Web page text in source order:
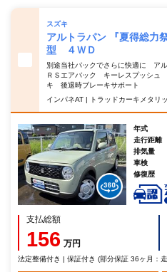
スズキ
アルトラパン 『夏得総
型 ４ＷＤ
別途当社パックでさらに快適に ア
ＲＳエアバック キーレスプッシュ
キ 後退時ブレーキサポート
インパネAT | トラッドカーキメタリ
年式
走行距離
排気量
車検
修復歴
支払総額
156 万円
法定整備付き | 保証付き (部分保証 36ヶ月：